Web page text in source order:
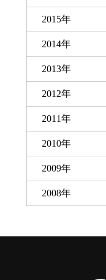
2015年
2014年
2013年
2012年
2011年
2010年
2009年
2008年